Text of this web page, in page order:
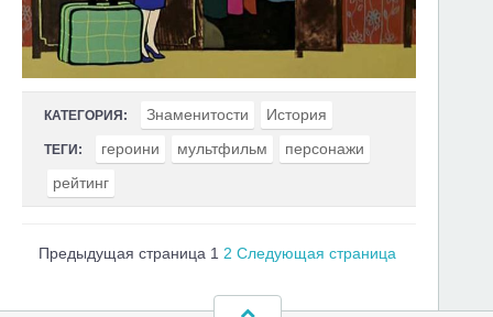
КАТЕГОРИЯ: Знаменитости История
ТЕГИ: героини мультфильм
персонажи
рейтинг
Предыдущая страница 1 2 Следующая страница